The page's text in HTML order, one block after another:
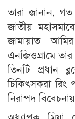
তারা জানান,
জাতীয়
জামায়াত
এনজিওগ্রামে
তিনটি প্রধান
চিকিৎসকরা রিং
নিরাপদ